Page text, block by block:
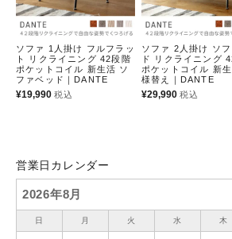
ソファ 1人掛け フルフラッ
ト リクライニング 42段階
ポケットコイル 新生活 ソ
ファベッド｜DANTE
¥19,990 税込
ソファ 2人掛け ソフ
ド リクライニング
ポケットコイル 新
様替え｜DANTE
¥29,990 税込
営業日カレンダー
2026年8月
日 月 火 水 木